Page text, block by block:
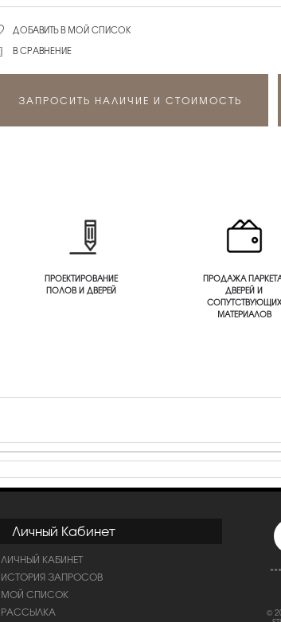
ДОБАВИТЬ В МОЙ СПИСОК
В СРАВНЕНИЕ
ЗАПРОСИТЬ НАЛИЧИЕ И СТОИМОСТЬ
ПРОЕКТИРОВАНИЕ
ПОЛОВ И ДВЕРЕЙ
ПРОДАЖА
ДВЕРЕЙ И
СОПУТСТВУЮЩИХ
МАТЕРИАЛОВ
Личный Кабинет
ЛИЧНЫЙ КАБИНЕТ
ИСТОРИЯ ЗАПРОСОВ
МОЙ СПИСОК
РАССЫЛКА
©